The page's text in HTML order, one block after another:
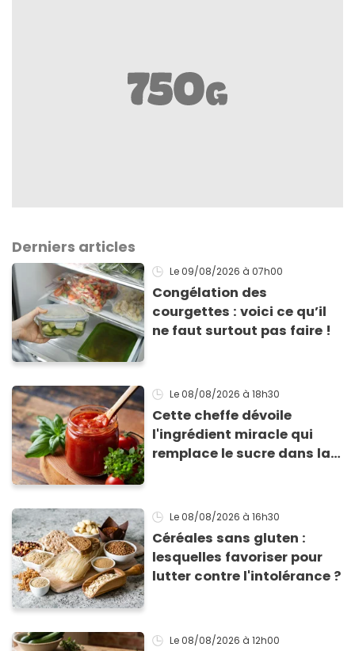
Derniers articles
Le 09/08/2026 à 07h00
Congélation des
courgettes : voici ce qu’il
ne faut surtout pas faire !
Le 08/08/2026 à 18h30
Cette cheffe dévoile
l'ingrédient miracle qui
remplace le sucre dans la
Le 08/08/2026 à 16h30
Céréales sans gluten :
lesquelles favoriser pour
lutter contre l'intolérance ?
Le 08/08/2026 à 12h00